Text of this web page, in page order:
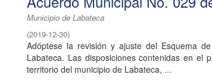
Municipio de Labateca
(2019-12-30)
Adóptese la revisión y ajuste del Esquema
Labateca. Las disposiciones contenidas en el
territorio del municipio de Labateca, ...